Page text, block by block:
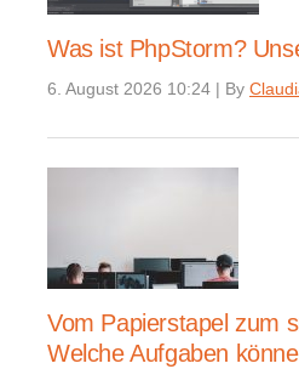
Was ist PhpStorm?
6. August 2026 10:24 | By
Vom Papierstapel zum
Welche Aufgaben